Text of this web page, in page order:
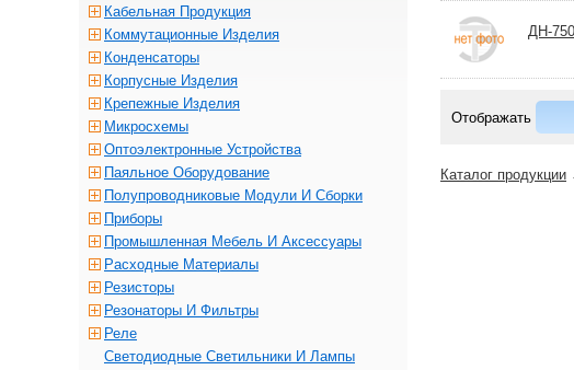
ДН-750
Отображать
Каталог продукции
Кабельная Продукция
Коммутационные Изделия
Конденсаторы
Корпусные Изделия
Крепежные Изделия
Микросхемы
Оптоэлектронные Устройства
Паяльное Оборудование
Полупроводниковые Модули И Сборки
Приборы
Промышленная Мебель И Аксессуары
Расходные Материалы
Резисторы
Резонаторы И Фильтры
Реле
Светодиодные Светильники И Лампы